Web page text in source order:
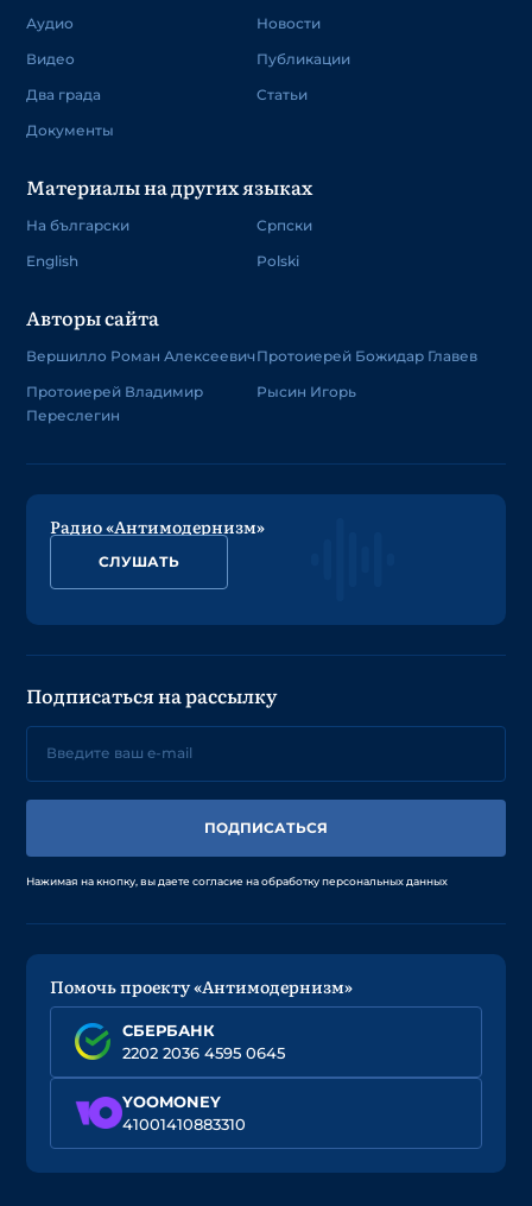
Аудио
Видео
Два града
Документы
Новости
Публикации
Статьи
Материалы на других языках
На български
English
Српски
Polski
Авторы сайта
Вершилло Роман Алексеевич
Протоиерей Владимир
Переслегин
Протоиерей Божидар Главев
Рысин Игорь
Радио «Антимодернизм»
СЛУШАТЬ
Подписаться на рассылку
ПОДПИСАТЬСЯ
Нажимая на кнопку, вы даете согласие на обработку персональных данных
Помочь проекту «Антимодернизм»
СБЕРБАНК
2202 2036 4595 0645
YOOMONEY
41001410883310